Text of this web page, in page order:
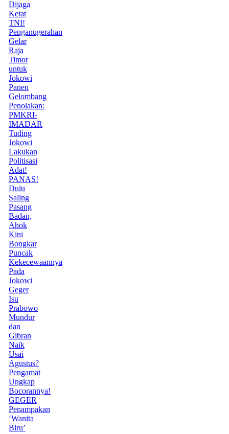
Dijaga
Ketat
TNI!
Penganugerahan
Gelar
Raja
Timor
untuk
Jokowi
Panen
Gelombang
Penolakan:
PMKRI-
IMADAR
Tuding
Jokowi
Lakukan
Politisasi
Adat!
PANAS!
Dulu
Saling
Pasang
Badan,
Ahok
Kini
Bongkar
Puncak
Kekecewaannya
Pada
Jokowi
Geger
Isu
Prabowo
Mundur
dan
Gibran
Naik
Usai
Agustus?
Pengamat
Ungkap
Bocorannya!
GEGER
Penampakan
‘Wanita
Biru’